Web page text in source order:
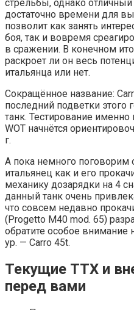
стрельбы, однако
достаточно времени для
позволит как занять
боя, так и вовремя
в сражении. В конечном
раскроет ли он весь
итальянца или нет.
Сокращённое название:
последний подветки
танк. Тестирование
WOT начнётся
г.
А пока немного поговорим
итальянец как и его
механику дозарядки на 4
данный танк очень
что совсем недавно
(Progetto M40 mod. 65)
обратите особое внимание
ур. — Carro 45t.
Текущие ТТХ и
перед вами